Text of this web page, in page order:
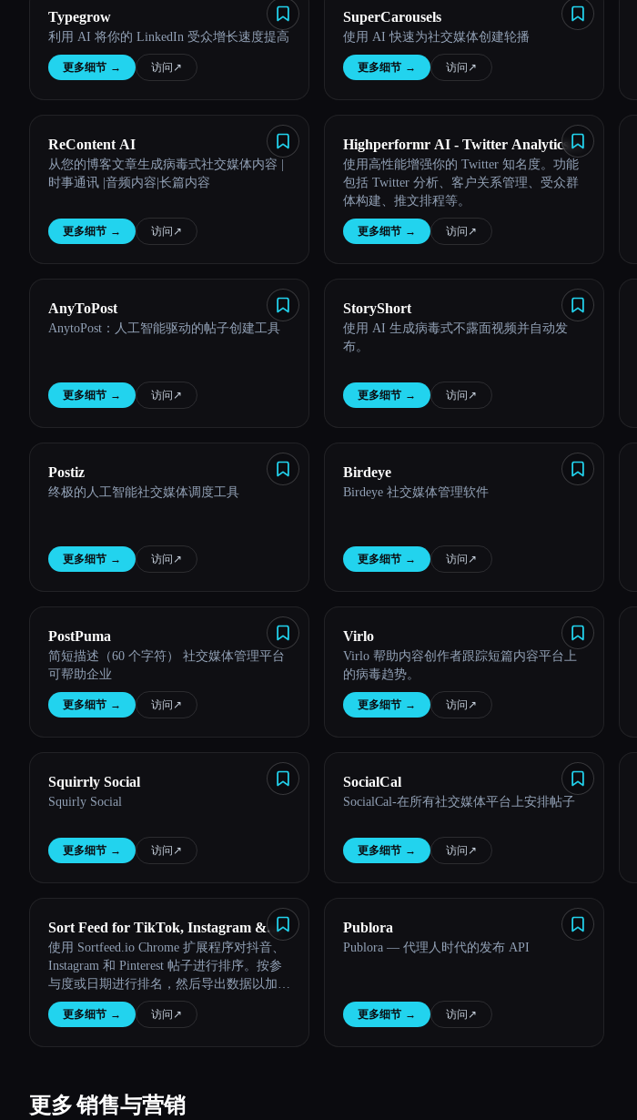
Typegrow
利用 AI 将你的 LinkedIn 受众增长速度提高
更多细节 → 访问 ↗︎
SuperCarousels
使用 AI 快速为社交媒体创建轮播
更多细节 → 访问 ↗︎
ReContent AI
从您的博客文章生成病毒式社交媒体内容 |
时事通讯 |音频内容|长篇内容
更多细节 → 访问 ↗︎
Highperformr AI - Twitter Analytics &
Scheduling Software
使用高性能增强你的 Twitter 知名度。功能
包括 Twitter 分析、客户关系管理、受众群
体构建、推文排程等。
更多细节 → 访问 ↗︎
AnyToPost
AnytoPost：人工智能驱动的帖子创建工具
更多细节 → 访问 ↗︎
StoryShort
使用 AI 生成病毒式不露面视频并自动发
布。
更多细节 → 访问 ↗︎
Postiz
终极的人工智能社交媒体调度工具
更多细节 → 访问 ↗︎
Birdeye
Birdeye 社交媒体管理软件
更多细节 → 访问 ↗︎
PostPuma
简短描述（60 个字符） 社交媒体管理平台
可帮助企业
更多细节 → 访问 ↗︎
Virlo
Virlo 帮助内容创作者跟踪短篇内容平台上
的病毒趋势。
更多细节 → 访问 ↗︎
Squirrly Social
Squirly Social
更多细节 → 访问 ↗︎
SocialCal
SocialCal-在所有社交媒体平台上安排帖子
更多细节 → 访问 ↗︎
Sort Feed for TikTok, Instagram &
Pinterest - SortFeed.io
使用 Sortfeed.io Chrome 扩展程序对抖音、
Instagram 和 Pinterest 帖子进行排序。按参
与度或日期进行排名，然后导出数据以加快
研究速度。
更多细节 → 访问 ↗︎
Publora
Publora — 代理人时代的发布 API
更多细节 → 访问 ↗︎
更多 销售与营销